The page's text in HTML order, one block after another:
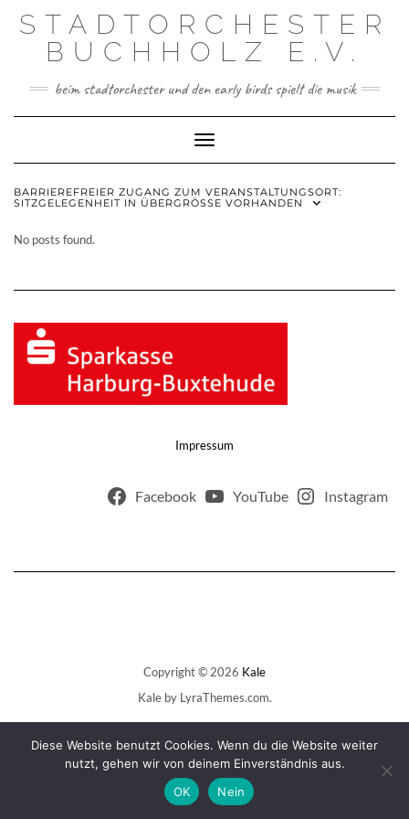
STADTORCHESTER
BUCHHOLZ E.V.
beim stadtorchester und den early birds spielt die musik
Toggle Navigation
BARRIEREFREIER ZUGANG ZUM VERANSTALTUNGSORT:
SITZGELEGENHEIT IN ÜBERGRÖSSE VORHANDEN
No posts found.
Impressum
Facebook YouTube Instagram
Copyright © 2026 Kale
Kaleby LyraThemes.com.
Diese Website benutzt Cookies. Wenn du die Website weiter
nutzt, gehen wir von deinem Einverständnis aus.
OK
Nein